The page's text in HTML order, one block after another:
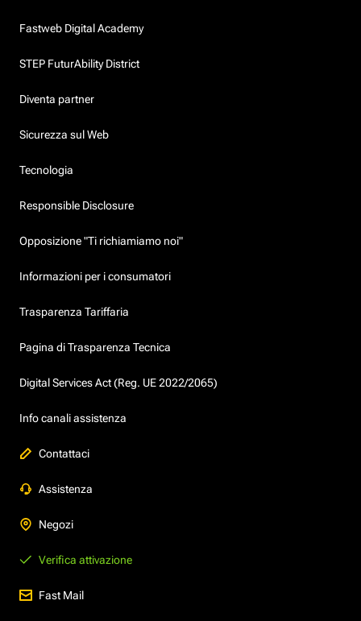
Fastweb Digital Academy
STEP FuturAbility District
Diventa partner
Sicurezza sul Web
Tecnologia
Responsible Disclosure
Opposizione "Ti richiamiamo noi"
Informazioni per i consumatori
Trasparenza Tariffaria
Pagina di Trasparenza Tecnica
Digital Services Act (Reg. UE 2022/2065)
Info canali assistenza
Contattaci
Assistenza
Negozi
Verifica attivazione
Fast Mail